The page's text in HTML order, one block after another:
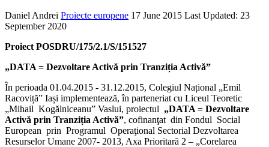
Daniel Andrei Proiecte europene 17 June 2015 Last Updated: 23
September 2020
Proiect POSDRU/175/2.1/S/151527
„DATA = Dezvoltare Activă prin Tranziția Activă”
În perioada 01.04.2015 - 31.12.2015, Colegiul Național „Emil
Racoviță” Iași implementează, în parteneriat cu Liceul Teoretic
„Mihail Kogălniceanu” Vaslui, proiectul „DATA = Dezvoltare
Activă prin Tranziția Activă”, cofinanţat din Fondul Social
European prin Programul Operaţional Sectorial Dezvoltarea
Resurselor Umane 2007- 2013, Axa Prioritară 2 – „Corelarea